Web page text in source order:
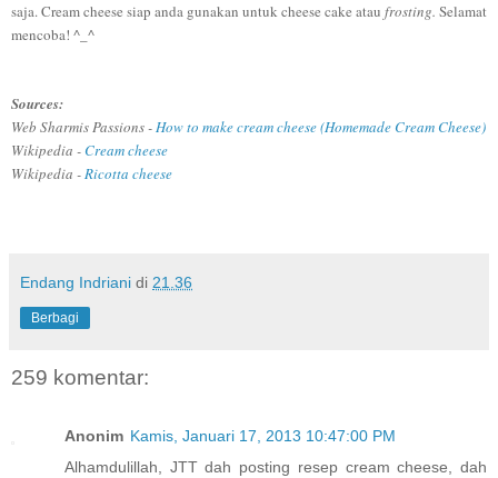
saja. Cream cheese siap anda gunakan untuk cheese cake atau frosting. Selamat
mencoba! ^_^
Sources:
Web Sharmis Passions -How to make cream cheese (Homemade Cream Cheese)
Wikipedia -Cream cheese
Wikipedia -Ricotta cheese
Endang Indriani di 21.36
Berbagi
259 komentar:
Anonim Kamis, Januari 17, 2013 10:47:00 PM
Alhamdulillah, JTT dah posting resep cream cheese, dah